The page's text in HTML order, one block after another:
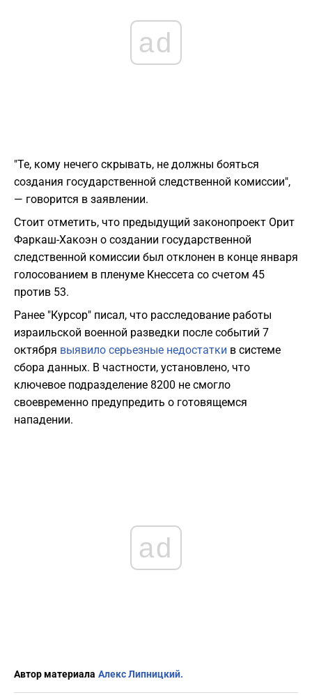
ad
"Те, кому нечего скрывать, не должны бояться
создания государственной следственной комиссии",
— говорится в заявлении.
Стоит отметить, что предыдущий законопроект Орит
Фаркаш-Хакоэн о создании государственной
следственной комиссии был отклонен в конце января
голосованием в пленуме Кнессета со счетом 45
против 53.
Ранее "Курсор" писал, что расследование работы
израильской военной разведки после событий 7
октября выявило серьезные недостатки в системе
сбора данных. В частности, установлено, что
ключевое подразделение 8200 не смогло
своевременно предупредить о готовящемся
нападении.
ad
Автор материала Алекс Липницкий.